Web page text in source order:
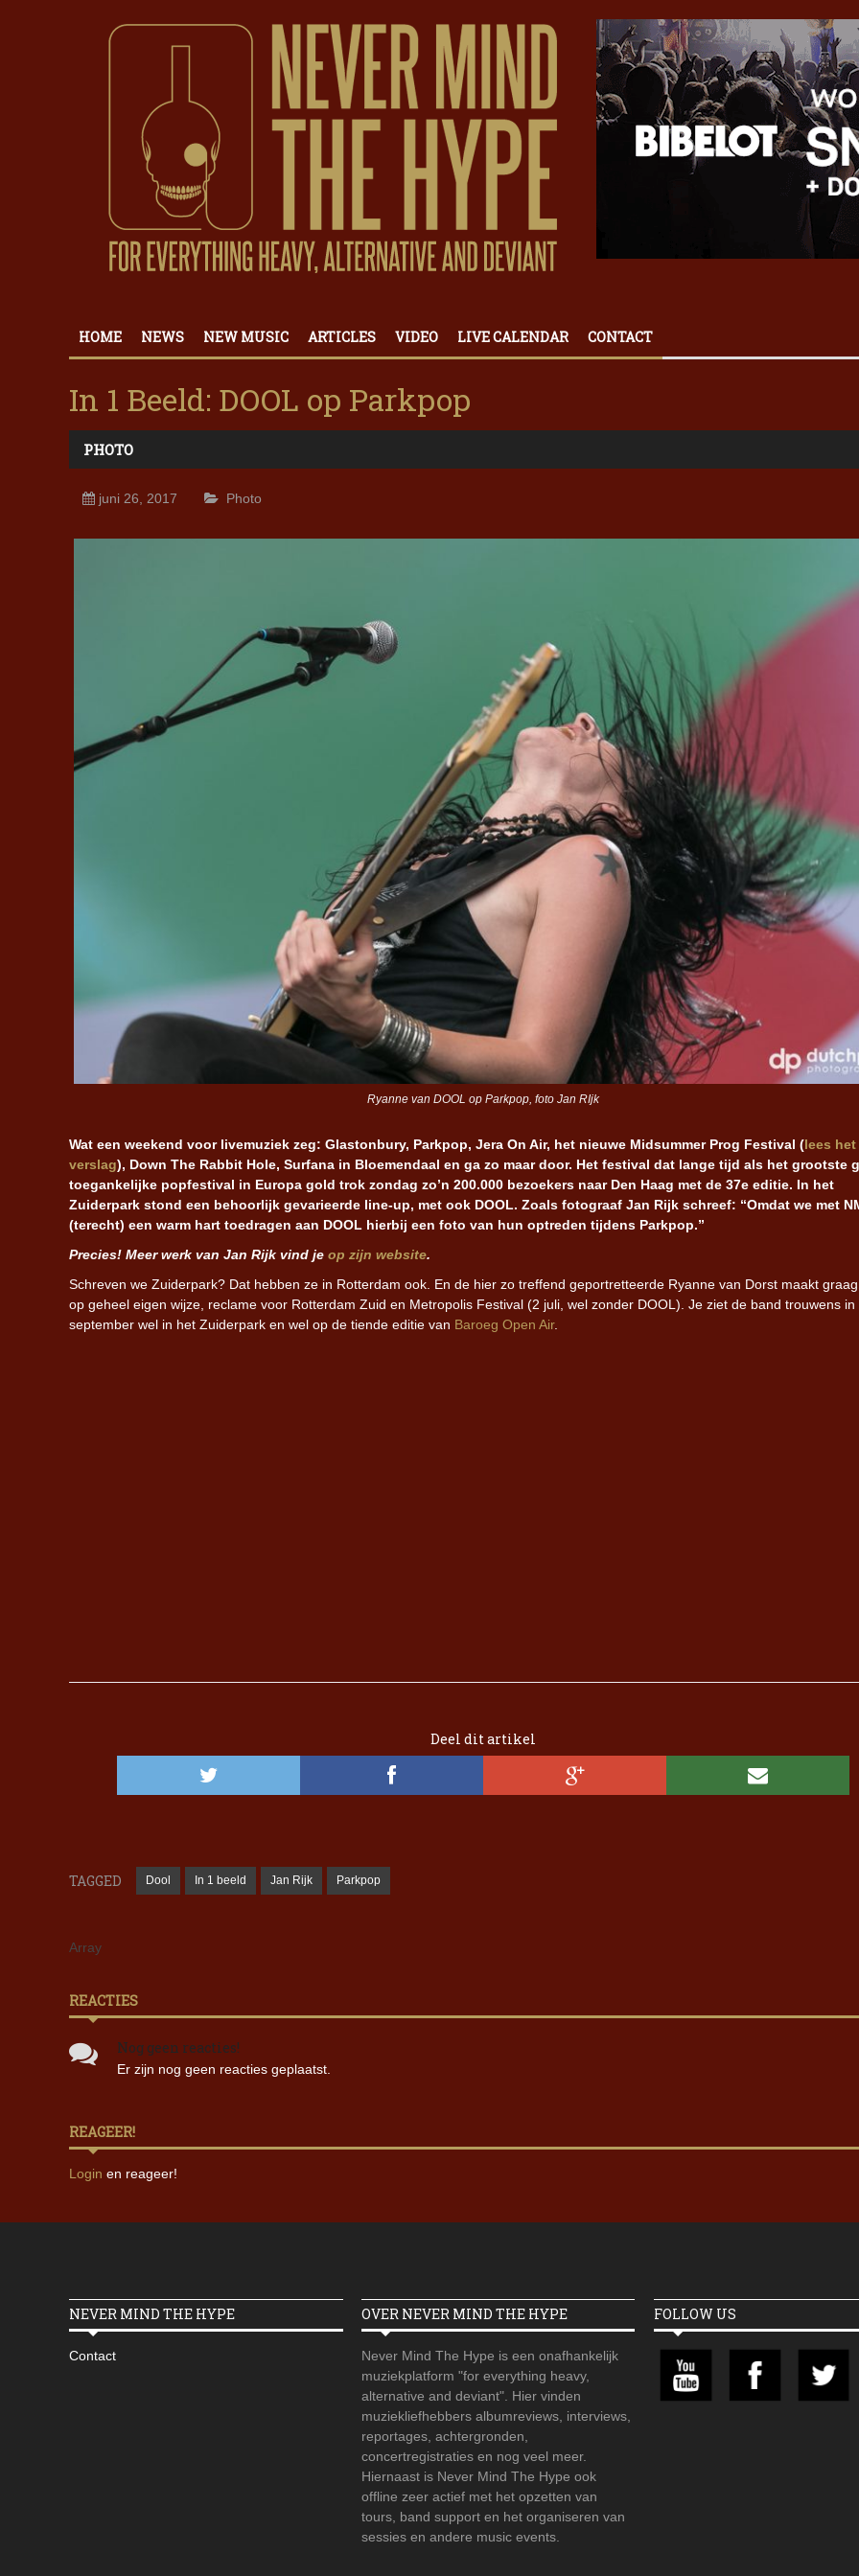
HOME NEWS NEW MUSIC ARTICLES VIDEO LIVE CALENDAR CONTACT
In 1 Beeld: DOOL op Parkpop
PHOTO
juni 26, 2017 Photo
Ryanne van DOOL op Parkpop, foto Jan RIjk
Wat een weekend voor livemuziek zeg: Glastonbury, Parkpop, Jera On Air, het nieuwe Midsummer Prog Festival (lees het
verslag), Down The Rabbit Hole, Surfana in Bloemendaal en ga zo maar door. Het festival dat lange tijd als het grootste
toegankelijke popfestival in Europa gold trok zondag zo’n 200.000 bezoekers naar Den Haag met de 37e editie. In het
Zuiderpark stond een behoorlijk gevarieerde line-up, met ook DOOL. Zoals fotograaf Jan Rijk schreef: “Omdat we met
(terecht) een warm hart toedragen aan DOOL hierbij een foto van hun optreden tijdens Parkpop.”
Precies! Meer werk van Jan Rijk vind je op zijn website.
Schreven we Zuiderpark? Dat hebben ze in Rotterdam ook. En de hier zo treffend geportretteerde Ryanne van Dorst maakt
op geheel eigen wijze, reclame voor Rotterdam Zuid en Metropolis Festival (2 juli, wel zonder DOOL). Je ziet de band trouwens in
september wel in het Zuiderpark en wel op de tiende editie van Baroeg Open Air.
Deel dit artikel
TAGGED Dool In 1 beeld Jan Rijk Parkpop
Array
REACTIES
Nog geen reacties!
Er zijn nog geen reacties geplaatst.
REAGEER!
Login en reageer!
NEVER MIND THE HYPE
Contact
OVER NEVER MIND THE HYPE
Never Mind The Hype is een onafhankelijk
muziekplatform "for everything heavy,
alternative and deviant". Hier vinden
muziekliefhebbers albumreviews, interviews,
reportages, achtergronden,
concertregistraties en nog veel meer.
Hiernaast is Never Mind The Hype ook
offline zeer actief met het opzetten van
tours, band support en het organiseren van
sessies en andere music events.
FOLLOW US